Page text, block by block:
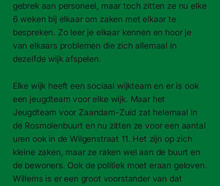
gebrek aan personeel, maar toch zitten ze nu elke
6 weken bij elkaar om zaken met elkaar te
bespreken. Zo leer je elkaar kennen en hoor je
van elkaars problemen die zich allemaal in
dezelfde wijk afspelen.
Elke wijk heeft een sociaal wijkteam en er is ook
een jeugdteam voor elke wijk. Maar het
Jeugdteam voor Zaandam-​Zuid zat helemaal in
de Rosmolenbuurt en nu zitten ze voor een aantal
uren ook in de Wilgenstraat 11. Het zijn op zich
kleine zaken, maar ze raken wel aan de buurt en
de bewoners. Ook de politiek moet eraan geloven.
Willems is er een groot voorstander van dat